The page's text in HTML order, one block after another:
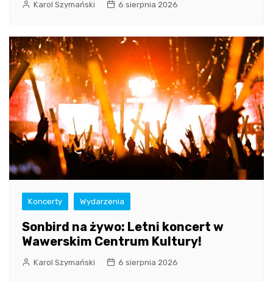
Karol Szymański 6 sierpnia 2026
Koncerty Wydarzenia
Sonbird na żywo: Letni koncert w
Wawerskim Centrum Kultury!
Karol Szymański 6 sierpnia 2026